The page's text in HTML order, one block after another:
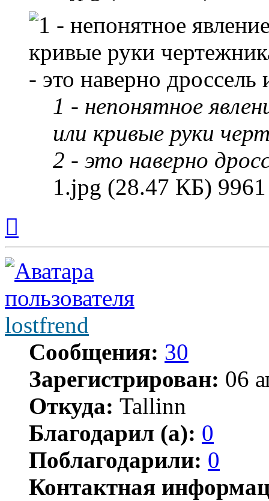
1 - непонятное
или кривые руки
2 - это наверно
1.jpg (28.47 КБ)
началу
lostfrend
Сообщения: 30
Зарегистрирован: 06
Откуда: Tallinn
Благодарил (а): 0
Поблагодарили: 0
Контактная